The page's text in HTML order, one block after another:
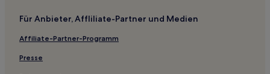
Ferienwohnungen in L'Hospitalet de Llobregat
Gasthäuser in Portal de l'Àngel
Aparthotels in Rambla de Catalunya
Für Anbieter, Affliliate-Partner und Medien
Affiliate-Partner-Programm
Presse